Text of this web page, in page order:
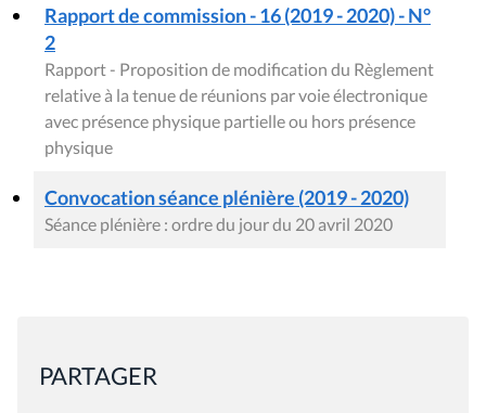
Rapport de commission - 16 (2019 - 2020) - N°
2
Rapport - Proposition de modification du Règlement
relative à la tenue de réunions par voie électronique
avec présence physique partielle ou hors présence
physique
Convocation séance plénière (2019 - 2020)
Séance plénière : ordre du jour du 20 avril 2020
PARTAGER